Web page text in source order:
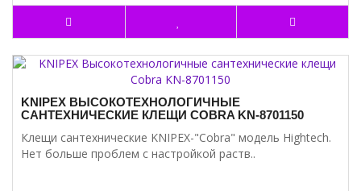
KNIPEX ВЫСОКОТЕХНОЛОГИЧНЫЕ
САНТЕХНИЧЕСКИЕ КЛЕЩИ COBRA KN-8701150
Клещи сантехнические KNIPEX-"Cobra" модель Hightech.
Нет больше проблем с настройкой раств..